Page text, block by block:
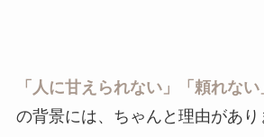
「人に甘えられない」「頼れない
の背景には、ちゃんと理由があり